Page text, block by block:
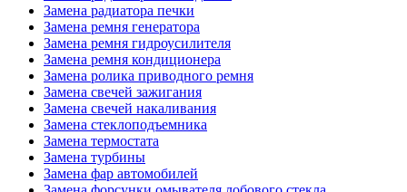
Замена радиатора печки
Замена ремня генератора
Замена ремня гидроусилителя
Замена ремня кондиционера
Замена ролика приводного ремня
Замена свечей зажигания
Замена свечей накаливания
Замена стеклоподъемника
Замена термостата
Замена турбины
Замена фар автомобилей